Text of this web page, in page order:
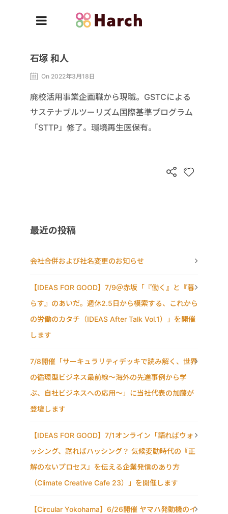
石塚 和人
On 2022年3月18日
廃校活用事業企画職から現職。GSTCによる
サステナブルツーリズム国際基準プログラム
「STTP」修了。環境再生医保有。
最近の投稿
会社合併および社名変更のお知らせ
【IDEAS FOR GOOD】7/9＠赤坂「『働く』と『暮
らす』のあいだ。週休2.5日から模索する、これから
の労働のカタチ（IDEAS After Talk Vol.1）」を開催
します
7/8開催「サーキュラリティデッキで読み解く、世界
の循環型ビジネス最前線〜海外の先進事例から学
ぶ、自社ビジネスへの応用〜」に当社代表の加藤が
登壇します
【IDEAS FOR GOOD】7/1オンライン「語ればウォ
ッシング、黙ればハッシング？ 気候変動時代の『正
解のないプロセス』を伝える企業発信のあり方
（Climate Creative Cafe 23）」を開催します
【Circular Yokohama】6/26開催 ヤマハ発動機のイ